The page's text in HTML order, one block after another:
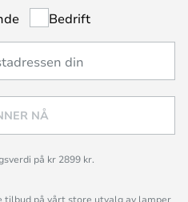
Bedrift
NÅ
på kr 2899 kr.
tilbud på vårt store utvalg av lamper